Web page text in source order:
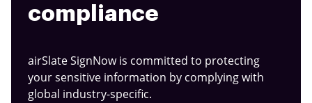
compliance
airSlate SignNow is committed to protecting
your sensitive information by complying with
global industry-specific.